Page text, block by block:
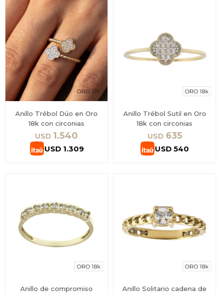
Anillo Trébol Dúo en Oro
18k con circonias
USD 1.540
USD 1.309
Anillo Trébol Sutil en Oro
18k con circonias
USD 635
USD 540
Anillo de compromiso
Anillo Solitario cadena de